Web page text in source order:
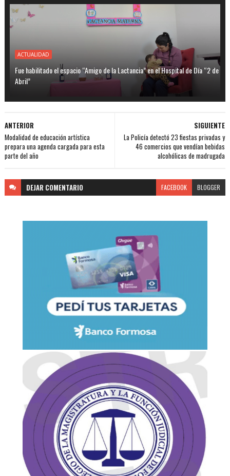
ACTUALIDAD
Fue habilitado el espacio “Amigo de la Lactancia” en el Hospital de Día “2 de
Abril”
SIGUIENTE
La Policía detectó 23 fiestas privadas y
46 comercios que vendían bebidas
alcohólicas de madrugada
ANTERIOR
Modalidad de educación artística
prepara una agenda cargada para esta
parte del año
DEJAR COMENTARIO FACEBOOK BLOGGER